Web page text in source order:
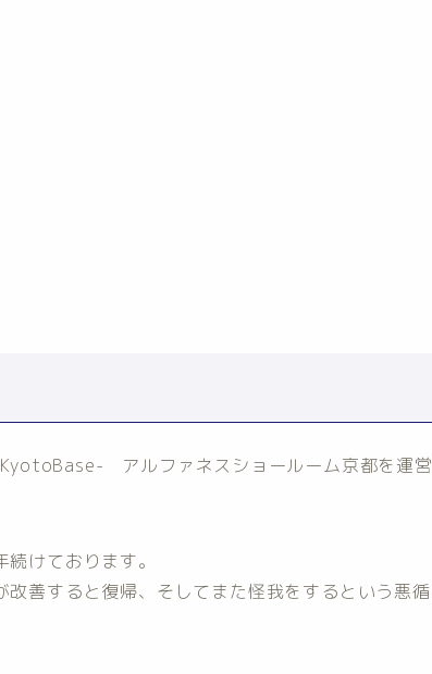
アルファネスショールーム京都を運営
けております。
善すると復帰、そしてまた怪我をするという悪循